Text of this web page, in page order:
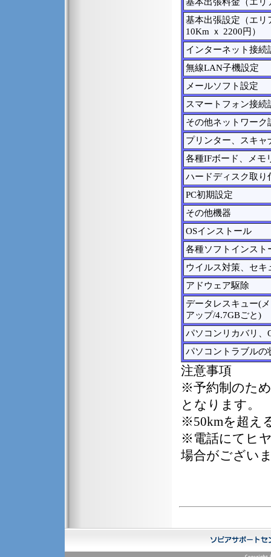
基本出張料金（エリ
基本出張設定（エリ
10Km ｘ 2200円）
インターネット接続
無線LAN子機設定
メールソフト設定
スマートフォン接続
その他ネットワーク
プリンター、スキャ
各種IFボード、メモ
ハードディスク取り
PC初期設定
その他機器
OSインストール
各種ソフトインスト
ウイルス対策、セキ
アドウェア駆除
データレスキュー(
アップ/4.7GBごと)
パソコンリカバリ、
パソコントラブルの
注意事項
※予約制のた
となります。
※50kmを超え
※電話にてヒ
場合がござい